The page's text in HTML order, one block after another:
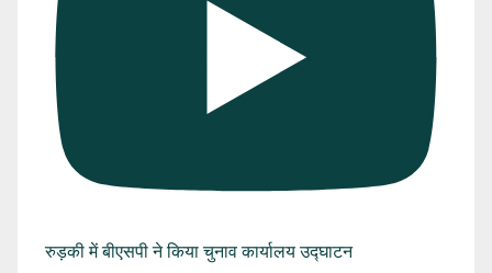
रुड़की में बीएसपी ने किया चुनाव कार्यालय उद्घाटन